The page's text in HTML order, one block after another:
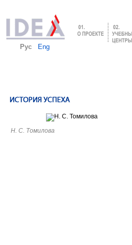
Рус Eng
Н. С. Томилова